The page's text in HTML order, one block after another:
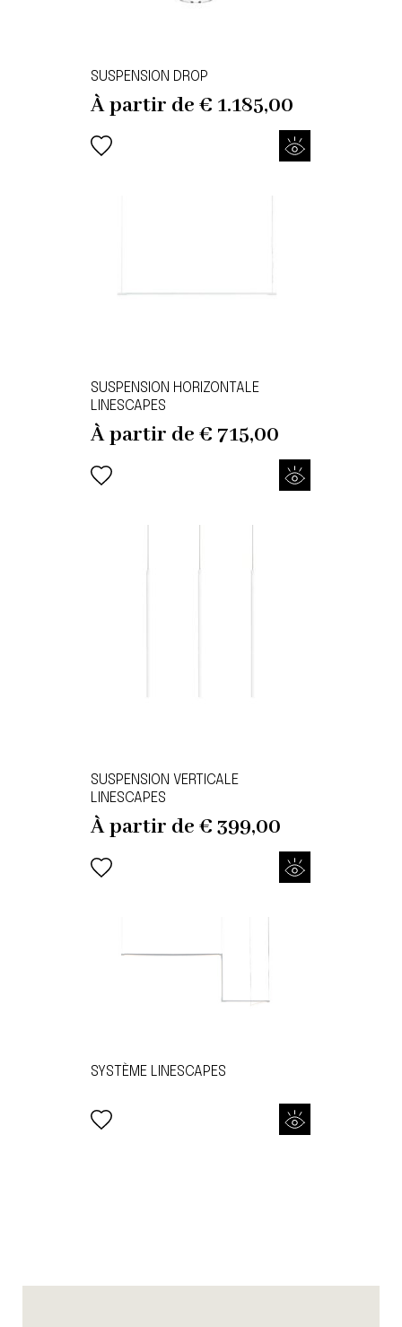
SUSPENSION DROP
À partir de€ 1.185,00
SUSPENSION HORIZONTALE
LINESCAPES
À partir de€ 715,00
SUSPENSION VERTICALE
LINESCAPES
À partir de€ 399,00
SYSTÈME LINESCAPES